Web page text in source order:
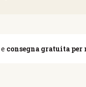
e consegna gratuita per